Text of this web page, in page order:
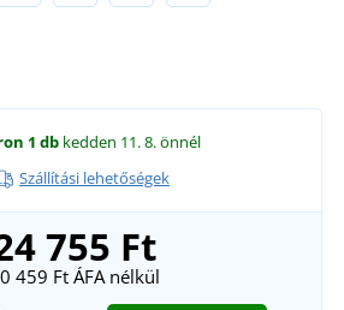
1 db kedden 11. 8.önnél
Szállítási lehetőségek
755 Ft
459 Ft ÁFA nélkül